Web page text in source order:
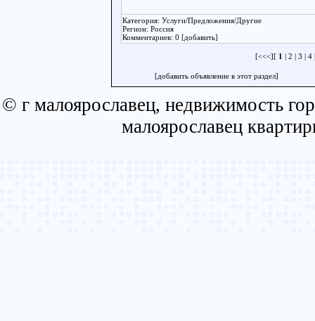
Категория: Услуги/Предложения/Другие
Регион: Россия
Комментариев: 0 [добавить]
[<<<][ 1 | 2 | 3 | 4
[добавить объявление в этот раздел]
© г малоярославец, недвижимость
малоярославец